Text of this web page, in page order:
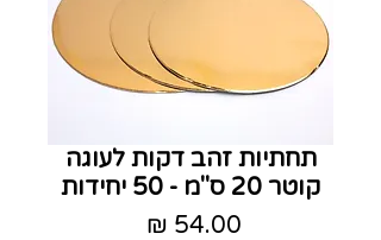
תחתיות זהב דקות לעוגה
קוטר 20 ס"מ - 50 יחידות